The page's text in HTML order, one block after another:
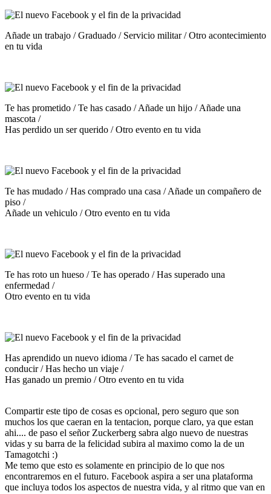
Añade un trabajo / Graduado / Servicio militar / Otro acontecimiento
en tu vida
Te has prometido / Te has casado / Añade un hijo / Añade una
mascota /
Has perdido un ser querido / Otro evento en tu vida
Te has mudado / Has comprado una casa / Añade un compañero de
piso /
Añade un vehiculo / Otro evento en tu vida
Te has roto un hueso / Te has operado / Has superado una
enfermedad /
Otro evento en tu vida
Has aprendido un nuevo idioma / Te has sacado el carnet de
conducir / Has hecho un viaje /
Has ganado un premio / Otro evento en tu vida
Compartir este tipo de cosas es opcional, pero seguro que son
muchos los que caeran en la tentacion, porque claro, ya que estan
ahi.... de paso el señor Zuckerberg sabra algo nuevo de nuestras
vidas y su barra de la felicidad subira al maximo como la de un
Tamagotchi :)
Me temo que esto es solamente en principio de lo que nos
encontraremos en el futuro. Facebook aspira a ser una plataforma
que incluya todos los aspectos de nuestra vida, y al ritmo que van en